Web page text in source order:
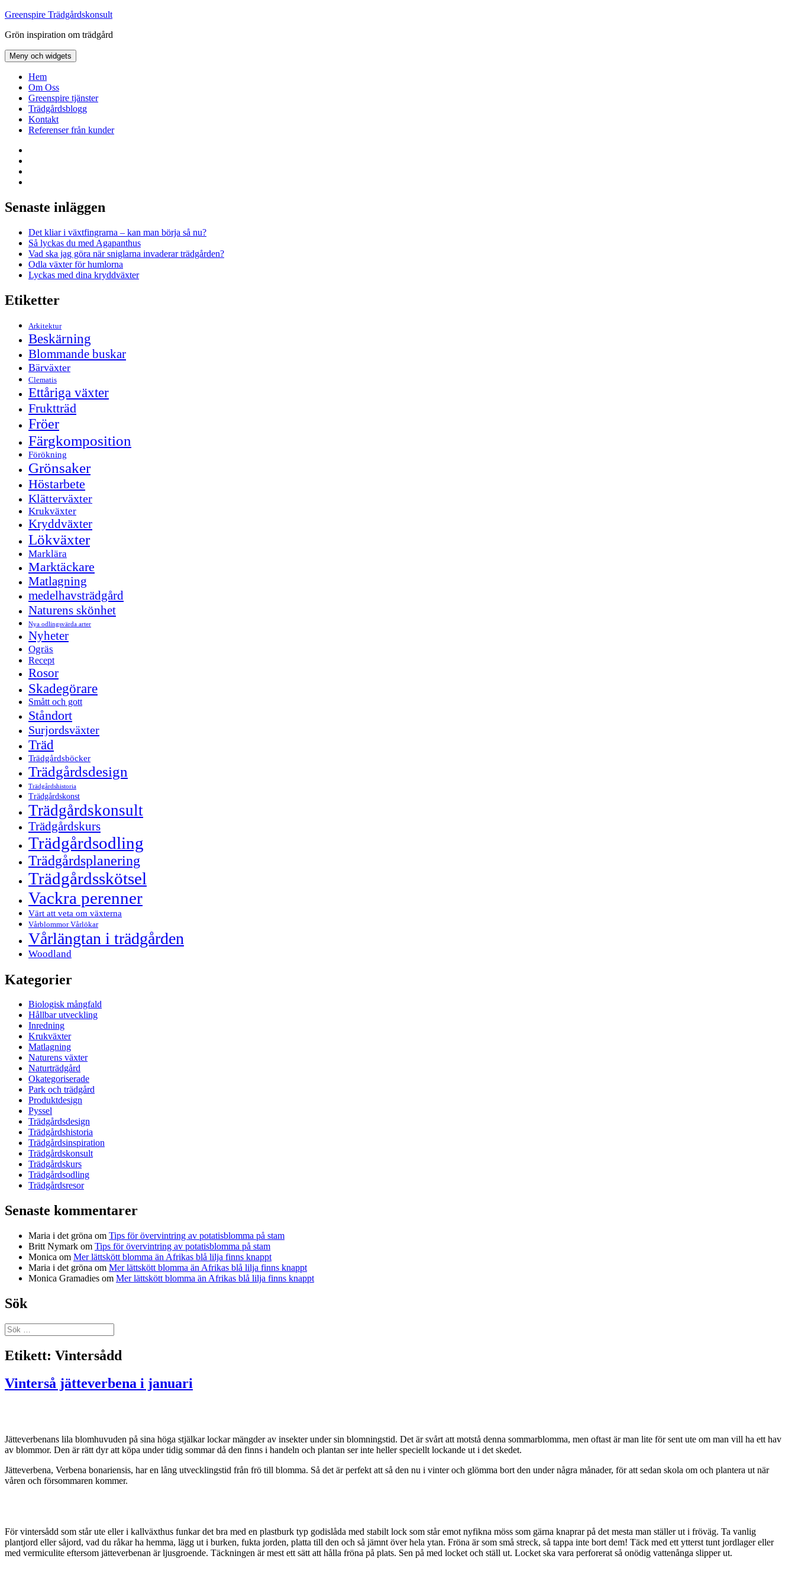
Hoppa
innehåll
Greenspire Trädgårdskonsult
Grön inspiration om trädgård
Meny och widgets
Hem
Om Oss
Greenspire tjänster
Trädgårdsblogg
Kontakt
Referenser från kunder
Senaste inläggen
Det kliar i växtfingrarna – kan man börja så nu?
Så lyckas du med Agapanthus
Vad ska jag göra när sniglarna invaderar trädgården?
Odla växter för humlorna
Lyckas med dina kryddväxter
Etiketter
Arkitektur
Beskärning
Blommande buskar
Bärväxter
Clematis
Ettåriga växter
Fruktträd
Fröer
Färgkomposition
Förökning
Grönsaker
Höstarbete
Klätterväxter
Krukväxter
Kryddväxter
Lökväxter
Marklära
Marktäckare
Matlagning
medelhavsträdgård
Naturens skönhet
Nya odlingsvärda arter
Nyheter
Ogräs
Recept
Rosor
Skadegörare
Smått och gott
Ståndort
Surjordsväxter
Träd
Trädgårdsböcker
Trädgårdsdesign
Trädgårdshistoria
Trädgårdskonst
Trädgårdskonsult
Trädgårdskurs
Trädgårdsodling
Trädgårdsplanering
Trädgårdsskötsel
Vackra perenner
Värt att veta om växterna
Vårblommor Vårlökar
Vårlängtan i trädgården
Woodland
Kategorier
Biologisk mångfald
Hållbar utveckling
Inredning
Krukväxter
Matlagning
Naturens växter
Naturträdgård
Okategoriserade
Park och trädgård
Produktdesign
Pyssel
Trädgårdsdesign
Trädgårdshistoria
Trädgårdsinspiration
Trädgårdskonsult
Trädgårdskurs
Trädgårdsodling
Trädgårdsresor
Senaste kommentarer
Maria i det gröna om Tips för övervintring av potatisblomma på stam
Britt Nymark om Tips för övervintring av potatisblomma på stam
Monica om Mer lättskött blomma än Afrikas blå lilja finns knappt
Maria i det gröna om Mer lättskött blomma än Afrikas blå lilja finns knappt
Monica Gramadies om Mer lättskött blomma än Afrikas blå lilja finns knappt
Sök
Sök
efter:
Etikett: Vintersådd
Vinterså jätteverbena i januari
Jätteverbenans lila blomhuvuden på sina höga stjälkar lockar mängder av insekter under sin blomningstid. Det är svårt att motstå denna sommarblomma, men oftast är man lite för sent ute om man vill ha ett hav
av blommor. Den är rätt dyr att köpa under tidig sommar då den finns i handeln och plantan ser inte heller speciellt lockande ut i det skedet.
Jätteverbena, Verbena bonariensis, har en lång utvecklingstid från frö till blomma. Så det är perfekt att så den nu i vinter och glömma bort den under några månader, för att sedan skola om och plantera ut när
våren och försommaren kommer.
För vintersådd som står ute eller i kallväxthus funkar det bra med en plastburk typ godislåda med stabilt lock som står emot nyfikna möss som gärna knaprar på det mesta man ställer ut i fröväg. Ta vanlig
plantjord eller såjord, vad du råkar ha hemma, lägg ut i burken, fukta jorden, platta till den och så jämnt över hela ytan. Fröna är som små streck, så tappa inte bort dem! Täck med ett ytterst tunt jordlager eller
med vermiculite eftersom jätteverbenan är ljusgroende. Täckningen är mest ett sätt att hålla fröna på plats. Sen på med locket och ställ ut. Locket ska vara perforerat så onödig vattenånga slipper ut.